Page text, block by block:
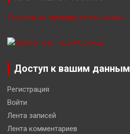
Перейти на страницу со ссылками
Доступ к вашим данным
Регистрация
Войти
Лента записей
Лента комментариев